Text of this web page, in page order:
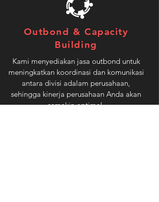
Outbond & Capacity
Building
Kami menyediakan jasa outbond untuk
meningkatkan koordinasi dan komunikasi
antara divisi adalam perusahaan,
sehingga kinerja perusahaan Anda akan
semakin optimal.